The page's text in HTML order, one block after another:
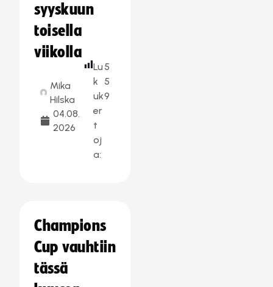
syyskuun
toisella
viikolla
Mika
Hilska
04.08.
2026
Lu
k
uk
er
t
oj
a:
5
5
9
Champions
Cup vauhtiin
tässä